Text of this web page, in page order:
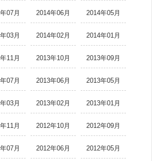
07月 2014年06月 2014年05月
03月 2014年02月 2014年01月
11月 2013年10月 2013年09月
07月 2013年06月 2013年05月
03月 2013年02月 2013年01月
11月 2012年10月 2012年09月
07月 2012年06月 2012年05月